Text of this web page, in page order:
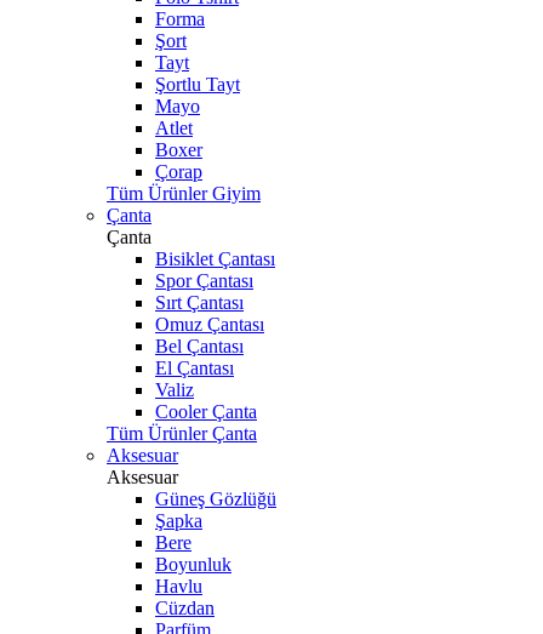
Forma
Şort
Tayt
Şortlu Tayt
Mayo
Atlet
Boxer
Çorap
Tüm Ürünler Giyim
Çanta
Çanta
Bisiklet Çantası
Spor Çantası
Sırt Çantası
Omuz Çantası
Bel Çantası
El Çantası
Valiz
Cooler Çanta
Tüm Ürünler Çanta
Aksesuar
Aksesuar
Güneş Gözlüğü
Şapka
Bere
Boyunluk
Havlu
Cüzdan
Parfüm